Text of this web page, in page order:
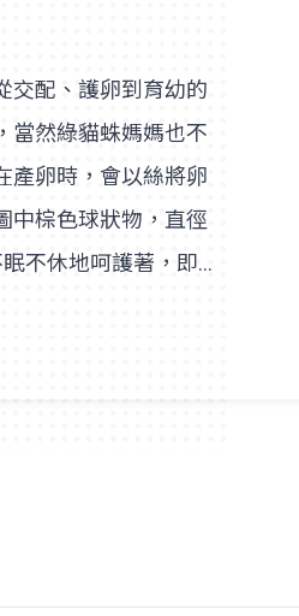
交配、護卵到育幼的
當然綠貓蛛媽媽也不
產卵時，會以絲將卵
中棕色球狀物，直徑
不休地呵護著，即使
圍內，隨時防患並